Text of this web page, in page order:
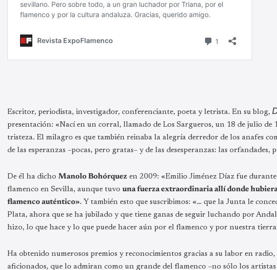
Escritor, periodista, investigador, conferenciante, poeta y letrista. En su blog,
presentación: «Nací en un corral, llamado de Los Sargueros, un 18 de julio
tristeza. El milagro es que también reinaba la alegría derredor de los anafes
de las esperanzas –pocas, pero gratas– y de las desesperanzas: las
De él ha dicho Manolo Bohórquez en 2009: «Emilio Jiménez Díaz fue
flamenco en Sevilla, aunque tuvo una fuerza extraordinaria allí donde
flamenco auténtico». Y también esto que suscribimos: «… que la Junta le
Plata, ahora que se ha jubilado y que tiene ganas de seguir luchando por
hizo, lo que hace y lo que puede hacer aún por el flamenco y por nuestra
Ha obtenido numerosos premios y reconocimientos gracias a su labor en
aficionados, que lo admiran como un grande del flamenco –no sólo los artistas